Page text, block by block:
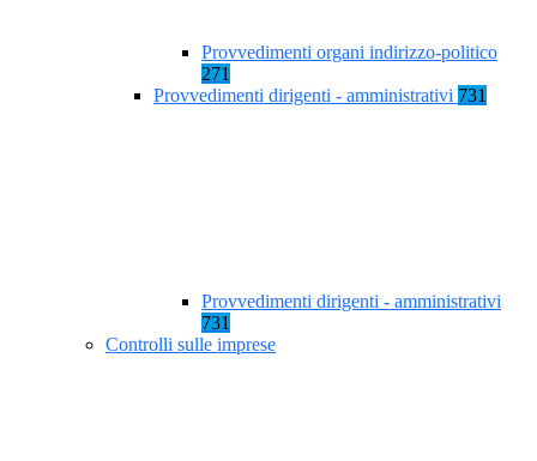
Provvedimenti organi indirizzo-politico
271
Provvedimenti dirigenti - amministrativi 731
Provvedimenti dirigenti - amministrativi
731
Controlli sulle imprese